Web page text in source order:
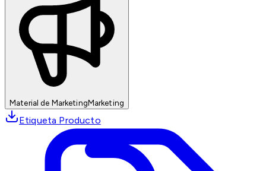
Material de MarketingMarketing
Etiqueta Producto